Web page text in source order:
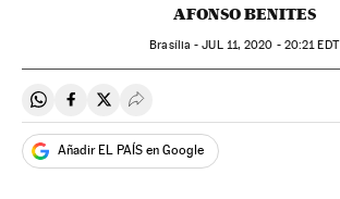
AFONSO BENITES
Brasília -JUL11, 2020 - 20:21EDT
Compartir en Whatsapp
Compartir en Facebook
Compartir en Twitter
Desplegar Redes Sociales
Añadir EL PAÍS en Google